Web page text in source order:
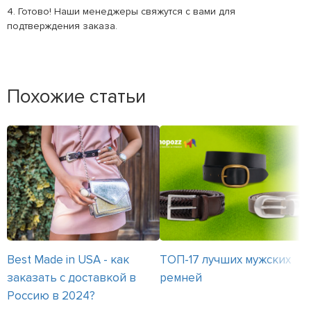
4. Готово! Наши менеджеры свяжутся с вами для
подтверждения заказа.
Похожие статьи
Best Made in USA - как
заказать с доставкой в
Россию в 2024?
ТОП-17 лучших мужских
ремней